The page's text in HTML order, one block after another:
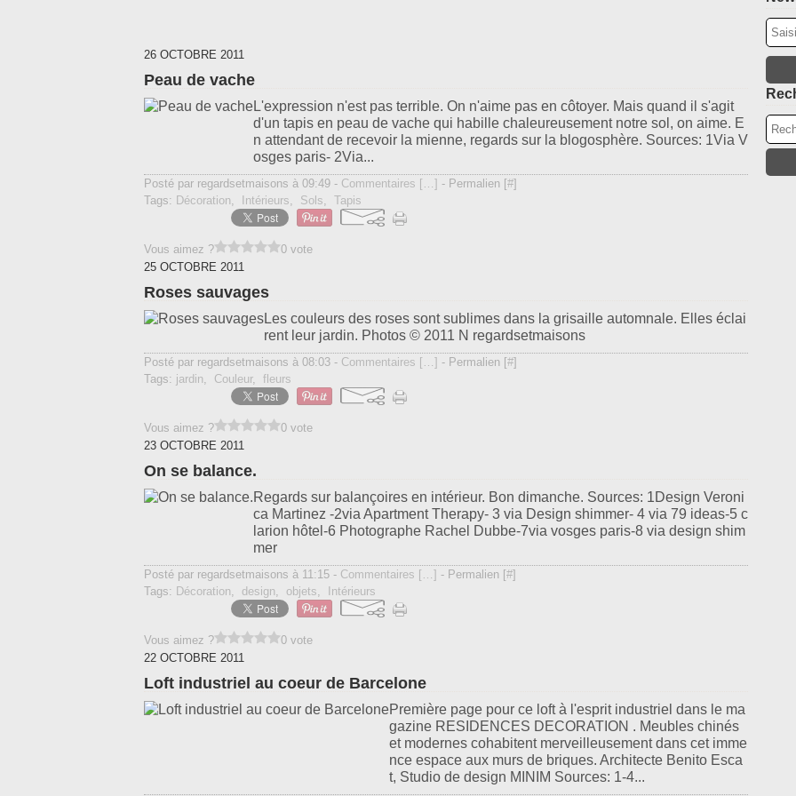
26 OCTOBRE 2011
Peau de vache
L'expression n'est pas terrible. On n'aime pas en côtoyer. Mais quand il s'agit
d'un tapis en peau de vache qui habille chaleureusement notre sol, on aime. E
n attendant de recevoir la mienne, regards sur la blogosphère. Sources: 1Via V
osges paris- 2Via...
Posté par regardsetmaisons à 09:49 - Commentaires [ …] - Permalien [#]
Tags: Décoration, Intérieurs, Sols, Tapis
Vous aimez ?
0 vote
25 OCTOBRE 2011
Roses sauvages
Les couleurs des roses sont sublimes dans la grisaille automnale. Elles éclai
rent leur jardin. Photos © 2011 N regardsetmaisons
Posté par regardsetmaisons à 08:03 - Commentaires [ …] - Permalien [#]
Tags: jardin, Couleur, fleurs
Vous aimez ?
0 vote
23 OCTOBRE 2011
On se balance.
Regards sur balançoires en intérieur. Bon dimanche. Sources: 1Design Veroni
ca Martinez -2via Apartment Therapy- 3 via Design shimmer- 4 via 79 ideas-5 c
larion hôtel-6 Photographe Rachel Dubbe-7via vosges paris-8 via design shim
mer
Posté par regardsetmaisons à 11:15 - Commentaires [ …] - Permalien [#]
Tags: Décoration, design, objets, Intérieurs
Vous aimez ?
0 vote
22 OCTOBRE 2011
Loft industriel au coeur de Barcelone
Première page pour ce loft à l'esprit industriel dans le ma
gazine RESIDENCES DECORATION . Meubles chinés
et modernes cohabitent merveilleusement dans cet imme
nce espace aux murs de briques. Architecte Benito Esca
t, Studio de design MINIM Sources: 1-4...